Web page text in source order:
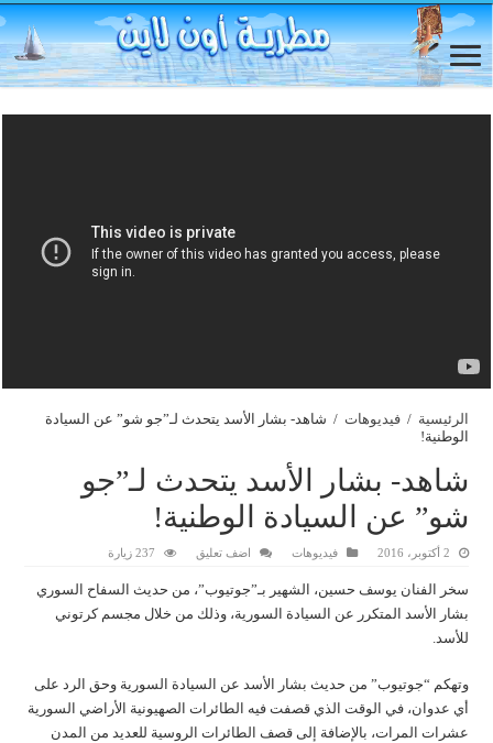
الرئيسية / فيديوهات / شاهد- بشار الأسد يتحدث لـ”جو شو” عن السيادة
الوطنية!
شاهد- بشار الأسد يتحدث لـ”جو
شو” عن السيادة الوطنية!
2 أكتوبر، 2016 فيديوهات اضف تعليق 237 زيارة
سخر الفنان يوسف حسين، الشهير بـ”جوتيوب”، من حديث السفاح السوري
بشار الأسد المتكرر عن السيادة السورية، وذلك من خلال مجسم كرتوني
للأسد.
وتهكم “جوتيوب” من حديث بشار الأسد عن السيادة السورية وحق الرد على
أي عدوان، في الوقت الذي قصفت فيه الطائرات الصهيونية الأراضي السورية
عشرات المرات، بالإضافة إلى قصف الطائرات الروسية للعديد من المدن